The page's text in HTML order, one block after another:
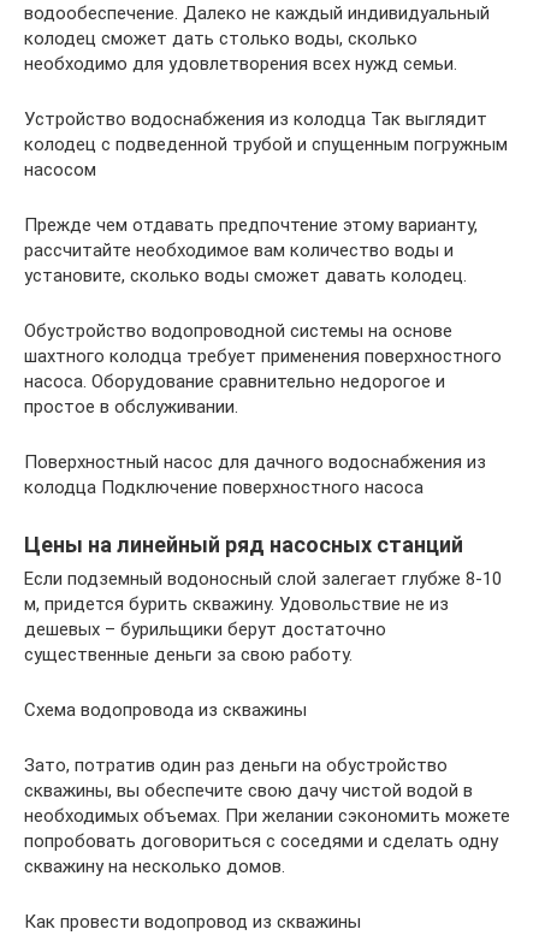
водообеспечение. Далеко не каждый индивидуальный
колодец сможет дать столько воды, сколько
необходимо для удовлетворения всех нужд семьи.
Устройство водоснабжения из колодца Так выглядит
колодец с подведенной трубой и спущенным погружным
насосом
Прежде чем отдавать предпочтение этому варианту,
рассчитайте необходимое вам количество воды и
установите, сколько воды сможет давать колодец.
Обустройство водопроводной системы на основе
шахтного колодца требует применения поверхностного
насоса. Оборудование сравнительно недорогое и
простое в обслуживании.
Поверхностный насос для дачного водоснабжения из
колодца Подключение поверхностного насоса
Цены на линейный ряд насосных станций
Если подземный водоносный слой залегает глубже 8-10
м, придется бурить скважину. Удовольствие не из
дешевых – бурильщики берут достаточно
существенные деньги за свою работу.
Схема водопровода из скважины
Зато, потратив один раз деньги на обустройство
скважины, вы обеспечите свою дачу чистой водой в
необходимых объемах. При желании сэкономить можете
попробовать договориться с соседями и сделать одну
скважину на несколько домов.
Как провести водопровод из скважины